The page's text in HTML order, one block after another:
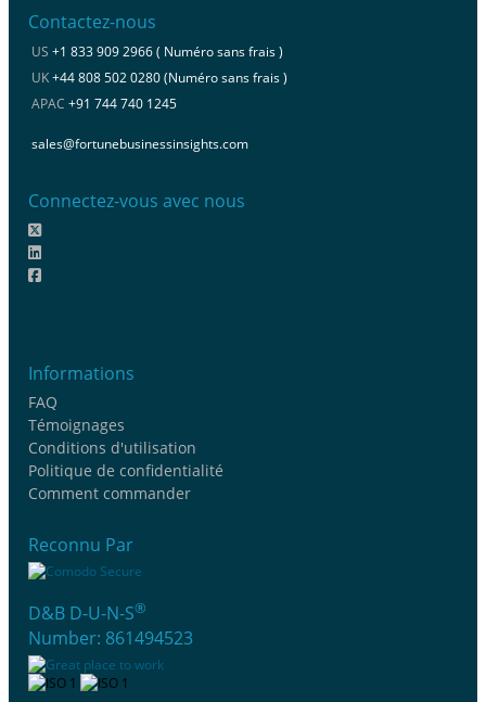
Contactez-nous
US +1 833 909 2966 ( Numéro sans frais )
UK+44 808 502 0280 (Numéro sans frais )
APAC +91 744 740 1245
sales@fortunebusinessinsights.com
Connectez-vous avec nous
Informations
FAQ
Témoignages
Conditions d'utilisation
Politique de confidentialité
Comment commander
Reconnu Par
D&B D-U-N-S®
Number: 861494523